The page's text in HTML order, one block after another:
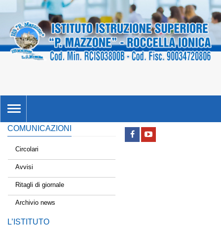
TOGGLE
NAVIGATION
COMUNICAZIONI
Circolari
Avvisi
Ritagli di giornale
Archivio news
L’ISTITUTO